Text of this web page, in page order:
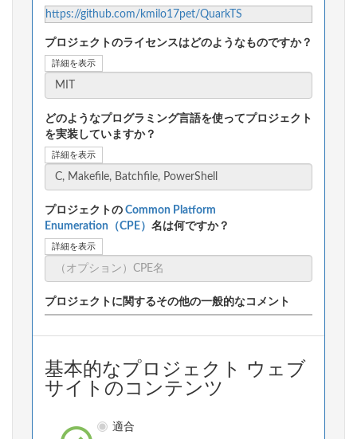
https://github.com/kmilo17pet/QuarkTS
プロジェクトのライセンスはどのようなものですか？
詳細を表示
どのようなプログラミング言語を使ってプロジェクト
を実装していますか？
詳細を表示
プロジェクトの Common Platform
Enumeration（CPE） 名は何ですか？
詳細を表示
プロジェクトに関するその他の一般的なコメント
基本的なプロジェクト ウェブ
サイトのコンテンツ
適合